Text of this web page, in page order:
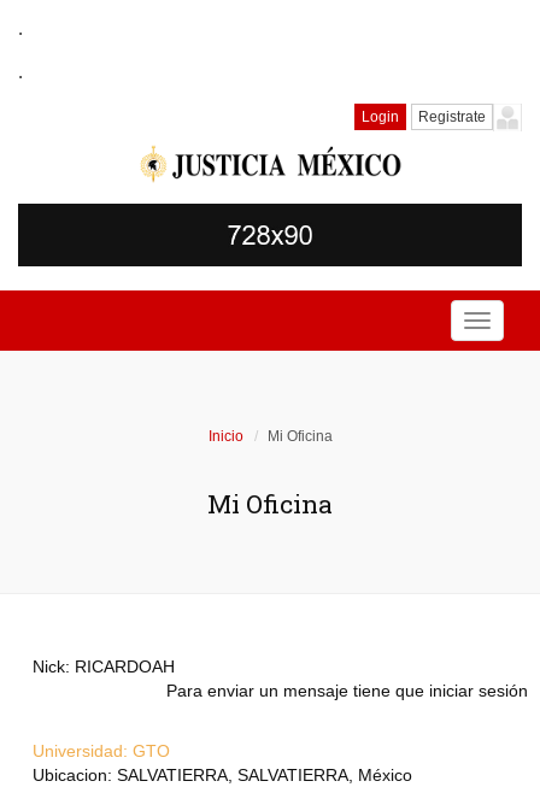
.
.
Login Registrate
Toggle
Inicio Mi Oficina
Mi Oficina
Nick: RICARDOAH
Para enviar un mensaje tiene que iniciar sesión
Universidad: GTO
Ubicacion: SALVATIERRA, SALVATIERRA, México